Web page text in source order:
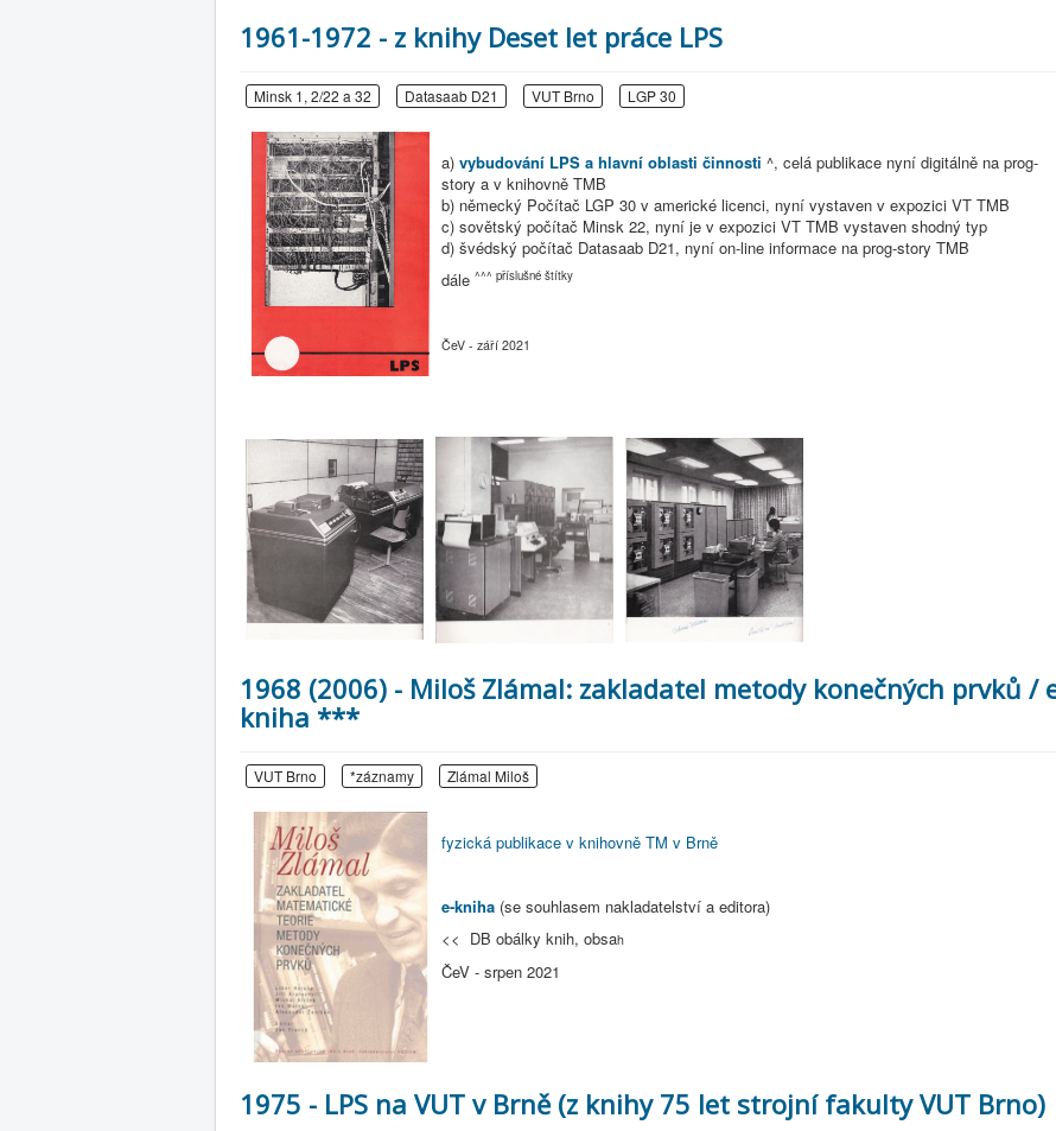
1961-1972 - z knihy Deset let práce LPS
Minsk 1, 2/22 a 32 Datasaab D21 VUT Brno LGP 30
a) vybudování LPS a hlavní oblasti činnosti ^, celá publikace nyní digitálně na prog-
story a v knihovně TMB
b) německý Počítač LGP 30 v americké licenci, nyní vystaven v expozici VT TMB
c) sovětský počítač Minsk 22, nyní je v expozici VT TMB vystaven shodný typ
d) švédský počítač Datasaab D21, nyní on-line informace na prog-story TMB
dále ^^^ příslušné štítky
ČeV - září 2021
1968 (2006) - Miloš Zlámal: zakladatel metody konečných prvků /
kniha ***
VUT Brno *záznamy Zlámal Miloš
fyzická publikace v knihovně TM v Brně
e-kniha (se souhlasem nakladatelství a editora)
<< DB obálky knih, obsah
ČeV - srpen 2021
1975 - LPS na VUT v Brně (z knihy 75 let strojní fakulty VUT Brno)